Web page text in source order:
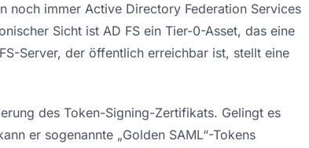
noch immer Active Directory Federation Services
Sicht ist AD FS ein Tier-0-Asset, das eine
Server, der öffentlich erreichbar ist, stellt eine
des Token-Signing-Zertifikats. Gelingt es
er sogenannte „Golden SAML“-Tokens